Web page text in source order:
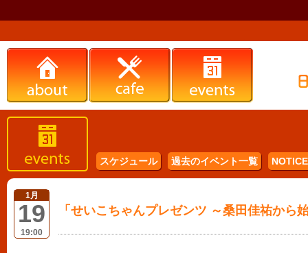
スケジュール 過去のイベント一覧
1月
19
19:00
「せいこちゃんプレゼンツ ～桑田佳祐から